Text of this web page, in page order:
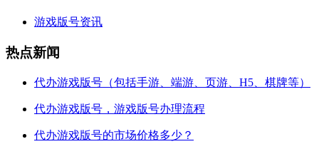
游戏版号资讯
热点新闻
代办游戏版号（包括手游、端游、页游、H5、棋牌等）
代办游戏版号，游戏版号办理流程
代办游戏版号的市场价格多少？